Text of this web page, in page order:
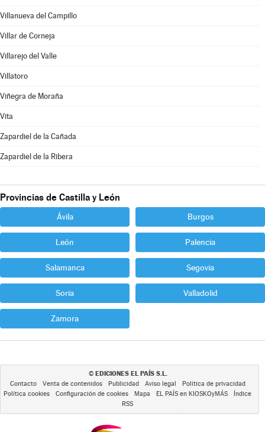
Villanueva del Campillo
Villar de Corneja
Villarejo del Valle
Villatoro
Viñegra de Moraña
Vita
Zapardiel de la Cañada
Zapardiel de la Ribera
Provincias de Castilla y León
Ávila Burgos
León Palencia
Salamanca Segovia
Soria Valladolid
Zamora
© EDICIONES EL PAÍS S.L.
Contacto Venta de contenidos Publicidad Aviso legal
Política de privacidad
Política cookies
Configuración de cookies Mapa EL PAÍS en KIOSKOyMÁS
Índice
RSS